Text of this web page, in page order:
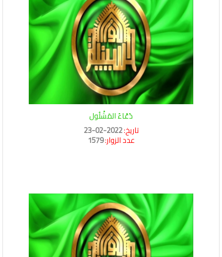
دُعْاءُ المَشْلُول
تاريخ:2022-02-23
عدد الزوار:1579